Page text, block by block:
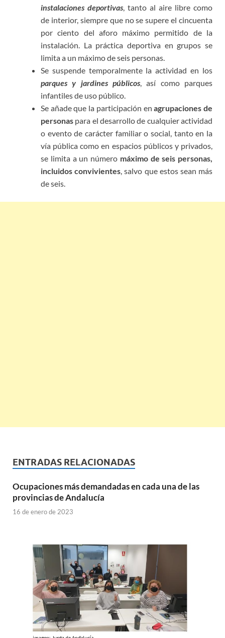
instalaciones deportivas , tanto al aire libre como
de interior, siempre que no se supere el cincuenta
por ciento del aforo máximo permitido de la
instalación. La práctica deportiva en grupos se
limita a un máximo de seis personas.
Se suspende temporalmente la actividad en los
parques y jardines públicos , así como parques
infantiles de uso público.
Se añade que la participación enagrupaciones de
personas para el desarrollo de cualquier actividad
o evento de carácter familiar o social, tanto en la
vía pública como en espacios públicos y privados,
se limita a un número máximo de seis personas,
incluidos convivientes , salvo que estos sean más
de seis.
ENTRADAS RELACIONADAS
Ocupaciones más demandadas en cada una de las
provincias de Andalucía
16 de enero de 2023